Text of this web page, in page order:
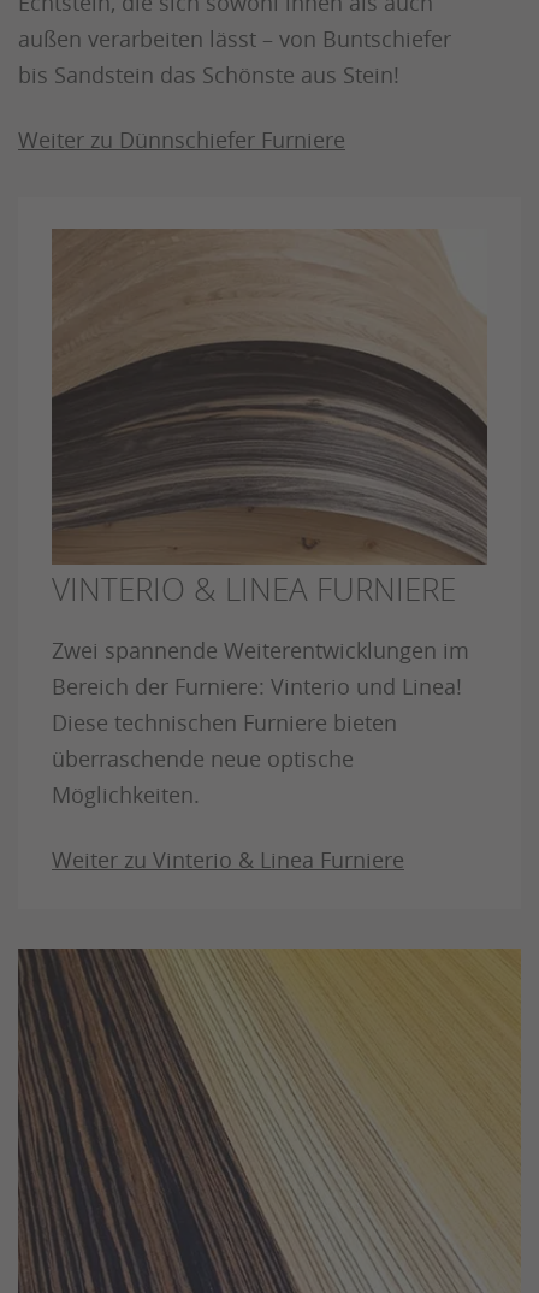
außen verarbeiten lässt – von Buntschiefer
bis Sandstein das Schönste aus Stein!
Weiter zu Dünnschiefer Furniere
VINTERIO & LINEA FURNIERE
Zwei spannende Weiterentwicklungen im
Bereich der Furniere: Vinterio und Linea!
Diese technischen Furniere bieten
überraschende neue optische
Möglichkeiten.
Weiter zu Vinterio & Linea Furniere